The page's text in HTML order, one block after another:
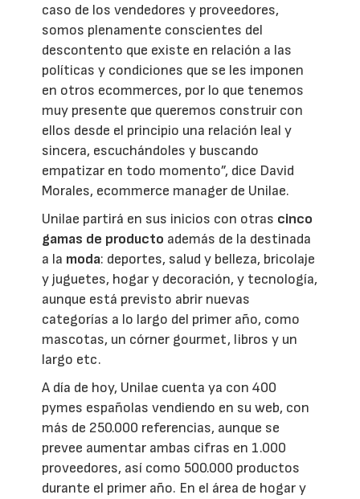
caso de los vendedores y proveedores,
somos plenamente conscientes del
descontento que existe en relación a las
políticas y condiciones que se les imponen
en otros ecommerces, por lo que tenemos
muy presente que queremos construir con
ellos desde el principio una relación leal y
sincera, escuchándoles y buscando
empatizar en todo momento”, dice David
Morales, ecommerce manager de Unilae.
Unilae partirá en sus inicios con otras cinco
gamas de producto además de la destinada
a la moda: deportes, salud y belleza, bricolaje
y juguetes, hogar y decoración, y tecnología,
aunque está previsto abrir nuevas
categorías a lo largo del primer año, como
mascotas, un córner gourmet, libros y un
largo etc.
A día de hoy, Unilae cuenta ya con 400
pymes españolas vendiendo en su web, con
más de 250.000 referencias, aunque se
prevee aumentar ambas cifras en 1.000
proveedores, así como 500.000 productos
durante el primer año. En el área de hogar y